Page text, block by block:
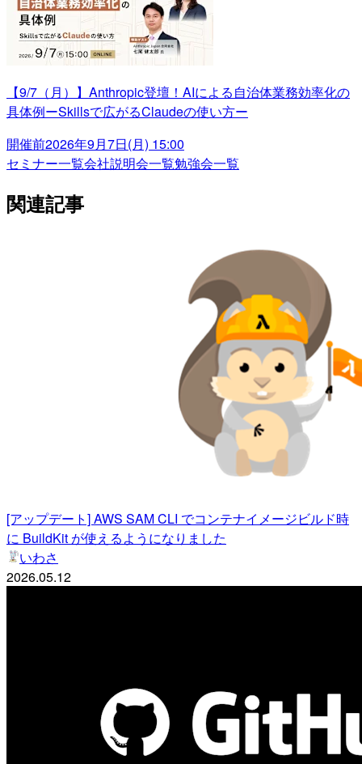
【9/7（月）】Anthropic登壇！AIによる自治体業務効率化の
具体例ーSkillsで広がるClaudeの使い方ー
開催前2026年9月7日(月) 15:00
セミナー一覧会社説明会一覧勉強会一覧
関連記事
[アップデート] AWS SAM CLI でコンテナイメージビルド時
に BuildKit が使えるようになりました
いわさ
2026.05.12